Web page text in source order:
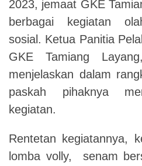
2023, jemaat GKE
berbagai kegiatan
sosial. Ketua Panitia
GKE Tamiang
menjelaskan dalam
paskah pihaknya
kegiatan.
Rentetan kegiatannya,
lomba volly, senam